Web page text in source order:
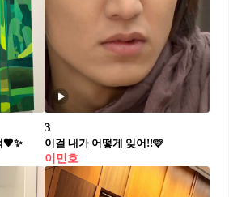
3
이걸 내가 어떻게 잊어!!🩷
이민호